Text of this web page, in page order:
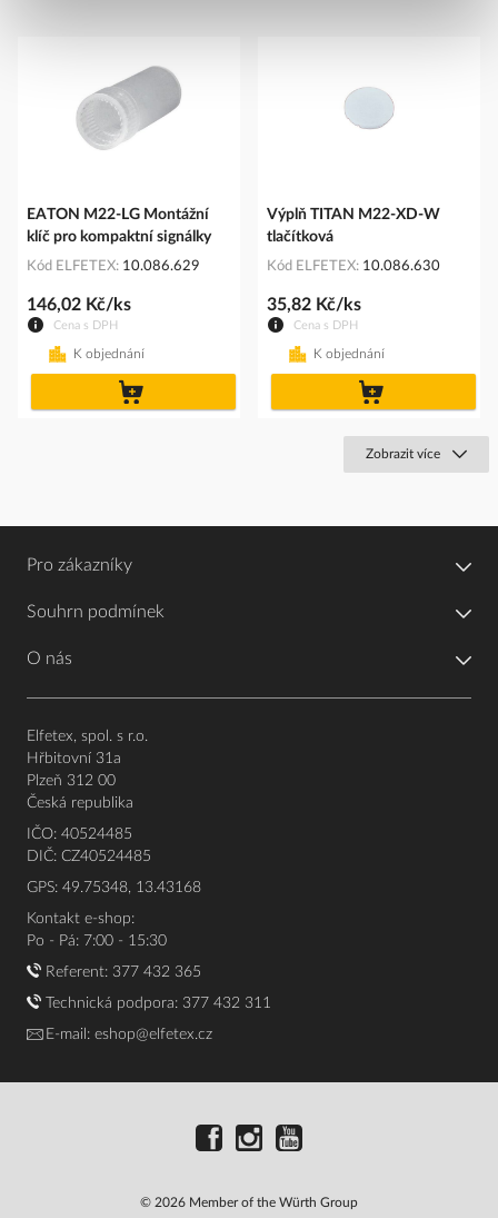
EATON M22-LG Montážní
klíč pro kompaktní signálky
Kód ELFETEX 10.086.629
Cena s DPH
146,02 Kč/ks
K objednání
Výplň TITAN M22-XD-W
tlačítková
Kód ELFETEX 10.086.630
Cena s DPH
35,82 Kč/ks
K objednání
Zobrazit více
Pro zákazníky
Souhrn podmínek
O nás
Elfetex, spol. s r.o.
Hřbitovní 31a
Plzeň 312 00
Česká republika
IČO: 40524485
DIČ: CZ40524485
GPS: 49.75348, 13.43168
Kontakt e-shop:
Po - Pá: 7:00 - 15:30
Referent: 377 432 365
Technická podpora: 377 432 311
E-mail: eshop@elfetex.cz
© 2026 Member of the Würth Group